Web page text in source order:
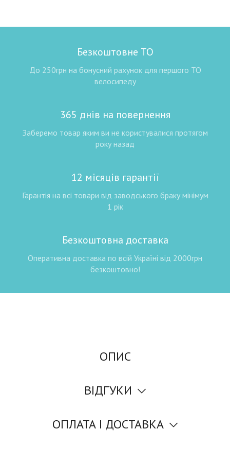
Безкоштовне ТО
До 250грн на бонусний рахунок для першого ТО
велосипеду
365 днів на повернення
Заберемо товар яким ви не користувалися протягом
року назад
12 місяців гарантії
Гарантія на всі товари від заводського браку мінімум
1 рік
Безкоштовна доставка
Оперативна доставка по всій Україні від 2000грн
безкоштовно!
ОПИС
ВІДГУКИ
ОПЛАТА І ДОСТАВКА